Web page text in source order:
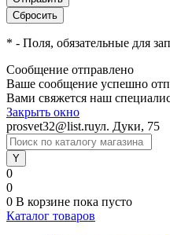
* - Поля, обязательные для
Сообщение отправлено
Ваше сообщение успешно
Вами свяжется наш
Закрыть окно
prosvet32@list.ruул. Дуки, 75
0
0
0 В корзине пока пусто
Каталог товаров